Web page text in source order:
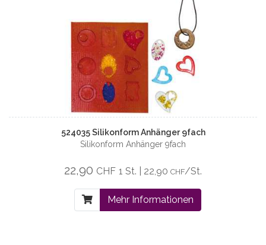
524035 Silikonform Anhänger 9fach
Silikonform Anhänger 9fach
22,90 CHF 1 St. | 22,90 CHF/St.
Mehr Informationen